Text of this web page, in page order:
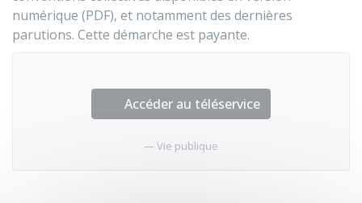
numérique (PDF), et notamment des dernières
parutions. Cette démarche est payante.
Accéder au téléservice
Vie publique